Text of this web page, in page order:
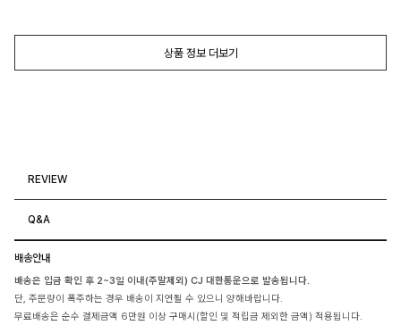
상품 정보 더보기
REVIEW
Q&A
배송안내
배송은 입금 확인 후 2~3일 이내(주말제외) CJ 대한통운으로 발송됩니다.
단, 주문량이 폭주하는 경우 배송이 지연될 수 있으니 양해바랍니다.
무료배송은 순수 결제금액 6만원 이상 구매시(할인 및 적립금 제외한 금액) 적용됩니다.